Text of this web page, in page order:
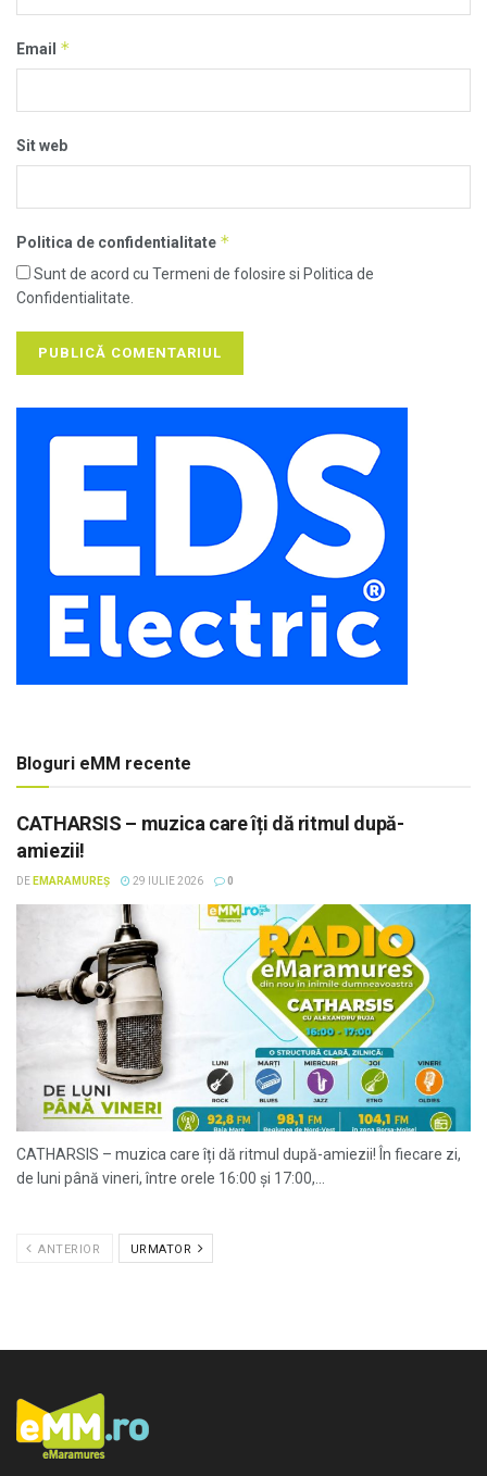
Email *
Sit web
Politica de confidentialitate *
Sunt de acord cu Termeni de folosire si Politica de
Confidentialitate.
Bloguri eMM recente
CATHARSIS – muzica care îți dă ritmul după-
amiezii!
DE EMARAMUREȘ 29 IULIE 2026 0
CATHARSIS – muzica care îți dă ritmul după-amiezii! În fiecare zi,
de luni până vineri, între orele 16:00 și 17:00,...
ANTERIOR URMATOR